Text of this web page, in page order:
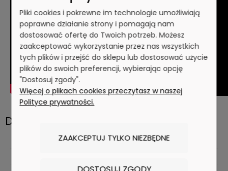
Dane techniczne
Pliki cookies i pokrewne im technologie umożliwiają
poprawne działanie strony i pomagają nam
dostosować ofertę do Twoich potrzeb. Możesz
zaakceptować wykorzystanie przez nas wszystkich
tych plików i przejść do sklepu lub dostosować użycie
plików do swoich preferencji, wybierając opcję
"Dostosuj zgody".
Więcej o plikach cookies przeczytasz w naszej
Polityce prywatności.
ZAAKCEPTUJ TYLKO NIEZBĘDNE